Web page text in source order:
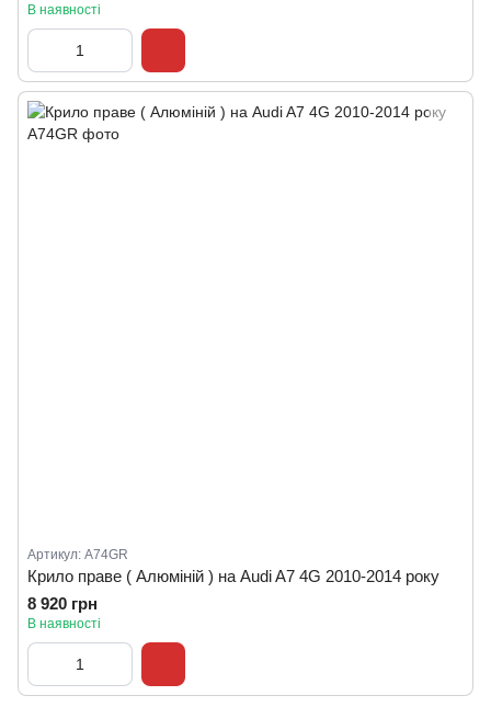
В наявності
Артикул: A74GR
Крило праве ( Алюміній ) на Audi A7 4G 2010-2014 року
8 920 грн
В наявності